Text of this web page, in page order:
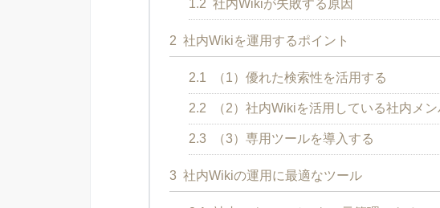
1.2 社内Wikiが失敗する原因
2 社内Wikiを運用するポイント
2.1 （1）優れた検索性を活用する
2.2 （2）社内Wikiを活用している社内メ
2.3 （3）専用ツールを導入する
3 社内Wikiの運用に最適なツール